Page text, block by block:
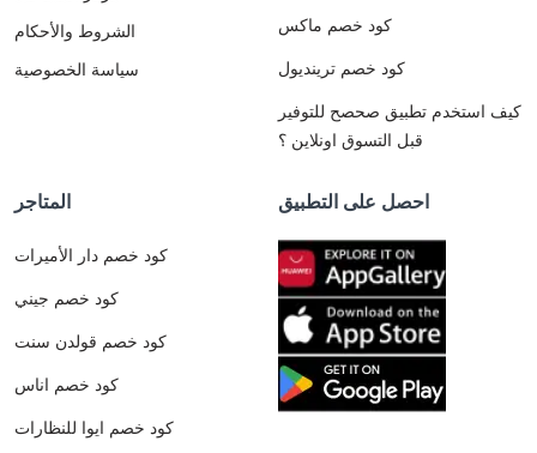
الشروط والأحكام
سياسة الخصوصية
كود خصم ماكس
كود خصم ترينديول
كيف استخدم تطبيق صحصح للتوفير
قبل التسوق اونلاين ؟
المتاجر
كود خصم دار الأميرات
كود خصم جيني
كود خصم قولدن سنت
كود خصم اناس
كود خصم ايوا للنظارات
احصل على التطبيق